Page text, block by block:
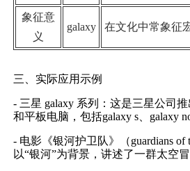
象征意
义
galaxy 在文化中常象征
三、实际应用示例
- 三星 galaxy 系列：这是三星公司
和平板电脑，包括galaxy s、galaxy
- 电影《银河护卫队》（guardians of
以“银河”为背景，讲述了一群太空